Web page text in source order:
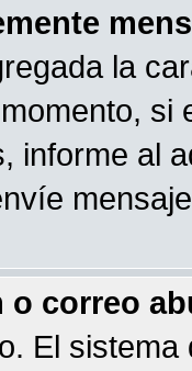
la
si
informe al
o correo
El